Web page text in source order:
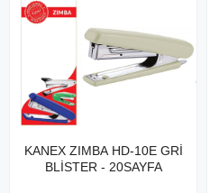
KANEX ZIMBA HD-10E GRİ
BLİSTER - 20SAYFA